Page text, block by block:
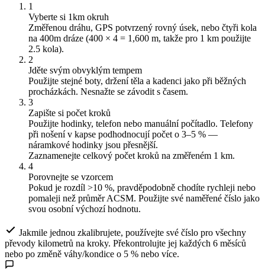
1
Vyberte si 1km okruh
Změřenou dráhu, GPS potvrzený rovný úsek, nebo čtyři kola
na 400m dráze (400 × 4 = 1,600 m, takže pro 1 km použijte
2.5 kola).
2
Jděte svým obvyklým tempem
Použijte stejné boty, držení těla a kadenci jako při běžných
procházkách. Nesnažte se závodit s časem.
3
Zapište si počet kroků
Použijte hodinky, telefon nebo manuální počítadlo. Telefony
při nošení v kapse podhodnocují počet o 3–5 % —
náramkové hodinky jsou přesnější.
Zaznamenejte celkový počet kroků na změřeném 1 km.
4
Porovnejte se vzorcem
Pokud je rozdíl >10 %, pravděpodobně chodíte rychleji nebo
pomaleji než průměr ACSM. Použijte své naměřené číslo jako
svou osobní výchozí hodnotu.
Jakmile jednou zkalibrujete, používejte své číslo pro všechny
převody kilometrů na kroky. Překontrolujte jej každých 6 měsíců
nebo po změně váhy/kondice o 5 % nebo více.